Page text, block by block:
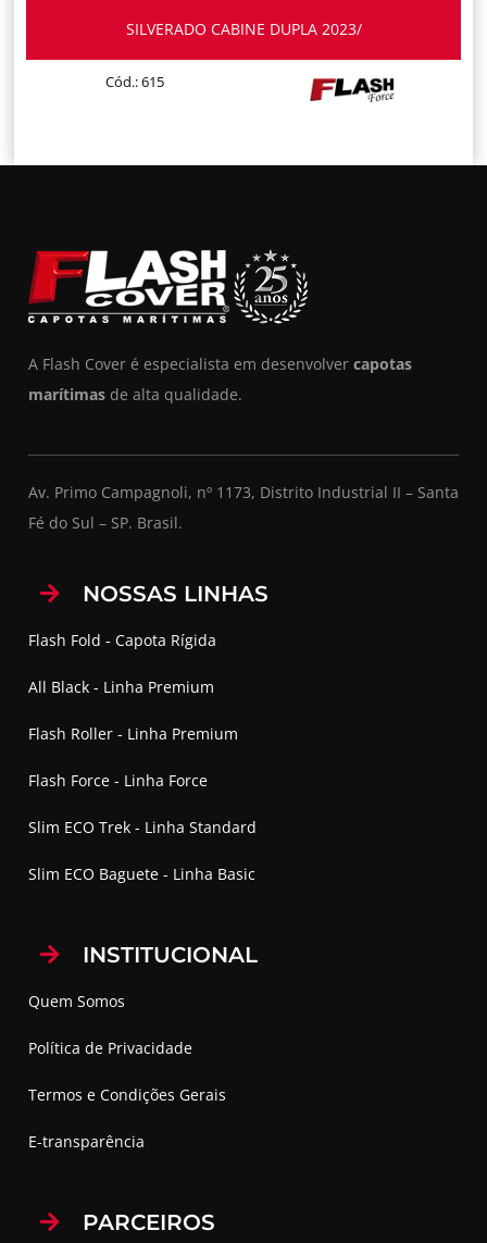
SILVERADO CABINE DUPLA 2023/
Cód.: 615
A Flash Cover é especialista em desenvolver capotas
marítimas de alta qualidade.
Av. Primo Campagnoli, nº 1173, Distrito Industrial II – Santa
Fé do Sul – SP. Brasil.
NOSSAS LINHAS
Flash Fold - Capota Rígida
All Black - Linha Premium
Flash Roller - Linha Premium
Flash Force - Linha Force
Slim ECO Trek - Linha Standard
Slim ECO Baguete - Linha Basic
INSTITUCIONAL
Quem Somos
Política de Privacidade
Termos e Condições Gerais
E-transparência
PARCEIROS